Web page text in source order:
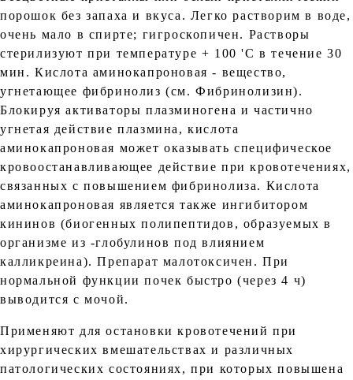
порошок без запаха и вкуса. Легко растворим в воде,
очень мало в спирте; гигроскопичен. Растворы
стерилизуют при температуре + 100 'С в течение 30
мин. Кислота аминокапроновая - вещество,
угнетающее фибринолиз (см. Фибринолизин).
Блокируя активаторы плазминогена и частично
угнетая действие плазмина, кислота
аминокапроновая может оказывать специфическое
кровоостанавливающее действие при кровотечениях,
связанных с повышением фибринолиза. Кислота
аминокапроновая является также ингибитором
кининов (биогенных полипептидов, образуемых в
организме из -глобулинов под влиянием
калликреина). Препарат малотоксичен. При
нормальной функции почек быстро (через 4 ч)
выводится с мочой.
Применяют для остановки кровотечений при
хирургических вмешательствах и различных
патологических состояниях, при которых повышена